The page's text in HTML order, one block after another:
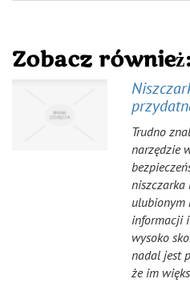
Zobacz również:
Trudno
narzędzie
niszczarka
ulubionym
informacji
wysoko
nadal jest
że im